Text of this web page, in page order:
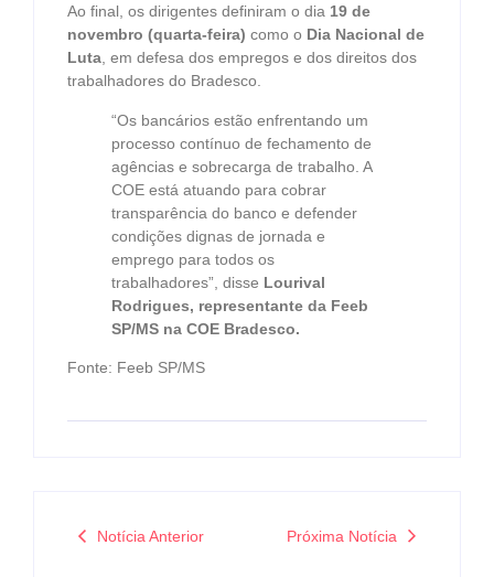
Ao final, os dirigentes definiram o dia 19 de
novembro (quarta-feira) como o Dia Nacional de
Luta, em defesa dos empregos e dos direitos dos
trabalhadores do Bradesco.
“Os bancários estão enfrentando um
processo contínuo de fechamento de
agências e sobrecarga de trabalho. A
COE está atuando para cobrar
transparência do banco e defender
condições dignas de jornada e
emprego para todos os
trabalhadores”, disse Lourival
Rodrigues, representante da Feeb
SP/MS na COE Bradesco.
Fonte: Feeb SP/MS
Notícia Anterior Próxima Notícia